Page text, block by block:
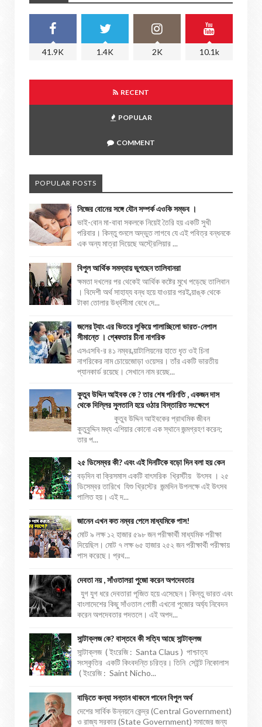
41.9K 1.4K 2K 10.1k
RECENT
POPULAR
COMMENT
POPULAR POSTS
নিজের বোনের সঙ্গে যৌন সম্পর্ক এওকি সম্ভব ।
ভাই-বোন মা-বাবা সকলকে নিয়েই তৈরি হয় একটি সুখী
পরিবার। কিন্তু শুনলে অদ্ভুত লাগবে যে এই পবিত্র বন্ধনকে
এক অন্য মাত্রা দিয়েছে অস্ট্রেলিয়ার ...
বিপুল আর্থিক সমস্যায় ভুগছেন তালিবানরা
ক্ষমতা দখলের পর থেকেই আর্থিক কষ্টের মুখে পড়েছে তালিবান
। বিদেশী অর্থ সাহায্য বন্ধ হয়ে যাওয়ার পরই ব্য়াঙ্ক থেকে
টাকা তোলার উর্ধ্বসীমা বেধে দে...
জলের ট্যাং এর ভিতরে লুকিয়ে পালাচ্ছিলো ভারত-নেপাল
সীমান্তে । গ্ৰেফতার চীনা নাগরিক
এসএসবি-র ৪১ নম্বর ব্য়াটালিয়নের হাতে ধৃত ওই চিনা
নাগরিকের নাম চোয়েজোড়া ওয়েসর। তাঁর একটি ভারতীয়
প্যানকার্ড রয়েছে। সেখানে নাম রয়েছ...
কুতুব উদ্দিন আইবক কে ? তার শেষ পরিণতি , একজন দাস
থেকে দিল্লির সুলতানি হয়ে ওঠার বিস্তারিত সংক্ষেপে
কুতুব উদ্দিন আইবকের প্রাথমিক জীবন
কুতুবুদ্দিন মধ্য এশিয়ার কোনো এক স্থানে জন্মগ্রহণ করেন;
তার প...
২৫ ডিসেম্বর কী? এবং এই দিনটিকে বড়ো দিন বলা হয় কেন
বড়দিন বা ক্রিসমাস একটি বাৎসরিক খ্রিস্টীয় উৎসব । ২৫
ডিসেম্বর তারিখে যিশু খ্রিস্টের জন্মদিন উপলক্ষে এই উৎসব
পালিত হয়। এই দ...
জানেন এখন কত নম্বর পেলে মাধ্যমিকে পাস!
মোট ৯ লক্ষ ১২ হাজার ৫৯৮ জন পরীক্ষার্থী মাধ্যমিক পরীক্ষা
দিয়েছিল। মোট ৭ লক্ষ ৬৫ হাজার ২৫২ জন পরীক্ষার্থী পরীক্ষায়
পাস করেছে। প্রথ...
দেবতা নয় , সাঁওতালরা পুজো করেন অপদেবতার
যুগ যুগ ধরে দেবতারা পূজিত হয়ে এসেছেন। কিন্তু ভারত এবং
বাংলাদেশের কিছু সাঁওতাল গোষ্ঠী এখনো পুজোর অর্ঘ্য নিবেদন
করেন অপদেবতার পদতলে। এই অপদ...
সান্টাক্লজ কে? বাস্তবে কী সত্যি আছে সান্টাক্লজ
সান্টাক্লজ ( ইংরেজি : Santa Claus ) পাশ্চাত্য
সংস্কৃতির একটি কিংবদন্তি চরিত্র। তিনি সেইন্ট নিকোলাস
( ইংরেজি : Saint Nicho...
বাড়িতে কন্যা সন্তান থাকলে পাবেন বিপুল অর্থ
দেশের সার্বিক উন্নয়নে কেন্দ্র (Central Government)
ও রাজ্য সরকার (State Government) সমাজের জন্য